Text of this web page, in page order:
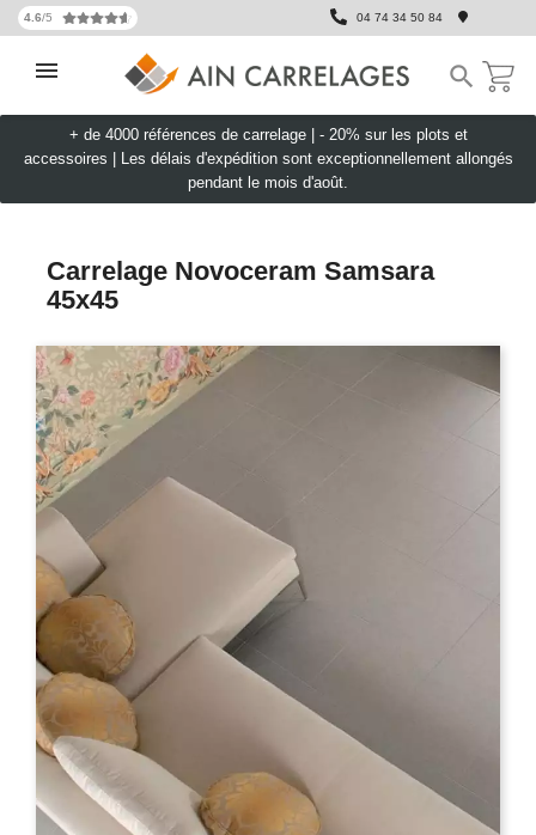
4.6/5 04 74 34 50 84

+ de 4000 références de carrelage | - 20% sur les plots et
accessoires
Les délais d'expédition sont exceptionnellement allongés
pendant le mois d'août.
Carrelage Novoceram Samsara
45x45